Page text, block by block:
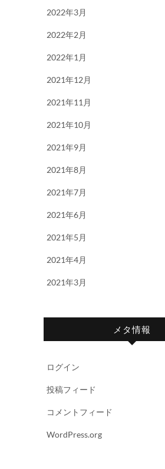
2022年3月
2022年2月
2022年1月
2021年12月
2021年11月
2021年10月
2021年9月
2021年8月
2021年7月
2021年6月
2021年5月
2021年4月
2021年3月
メタ情報
ログイン
投稿フィード
コメントフィード
WordPress.org